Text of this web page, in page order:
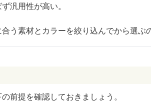
汎用性が高い。
う素材とカラーを絞り込んでから選ぶ
前提を確認しておきましょう。